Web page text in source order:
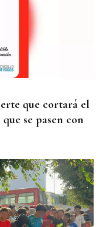
que cortará el
se pasen con